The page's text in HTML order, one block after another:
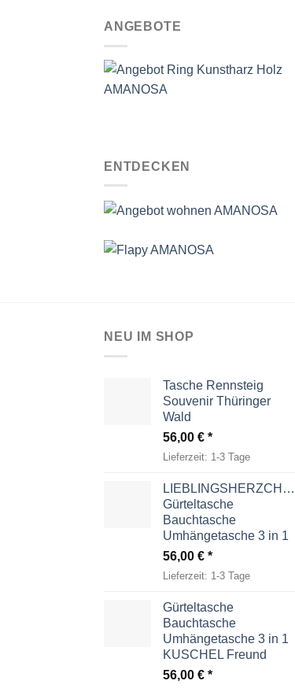
ANGEBOTE
ENTDECKEN
NEU IM SHOP
Tasche Rennsteig
Souvenir Thüringer
Wald
56,00 €
Lieferzeit: 1-3 Tage
LIEBLINGSHERZCHEN
Gürteltasche
Bauchtasche
Umhängetasche 3 in 1
56,00 €
Lieferzeit: 1-3 Tage
Gürteltasche
Bauchtasche
Umhängetasche 3 in 1
KUSCHEL Freund
56,00 €